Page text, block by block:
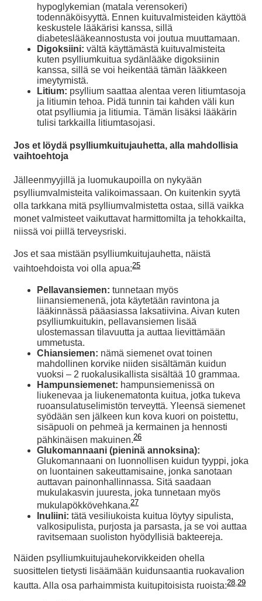
hypoglykemian (matala verensokeri)
todennäköisyyttä. Ennen kuituvalmisteiden käyttöä
keskustele lääkärisi kanssa, sillä
diabeteslääkeannostusta voi joutua muuttamaan.
Digoksiini: vältä käyttämästä kuituvalmisteita
kuten psylliumkuitua sydänlääke digoksiinin
kanssa, sillä se voi heikentää tämän lääkkeen
imeytymistä.
Litium: psyllium saattaa alentaa veren litiumtasoja
ja litiumin tehoa. Pidä tunnin tai kahden väli kun
otat psylliumia ja litiumia. Tämän lisäksi lääkärin
tulisi tarkkailla litiumtasojasi.
Jos et löydä psylliumkuitujauhetta, alla mahdollisia
vaihtoehtoja
Jälleenmyyjillä ja luomukaupoilla on nykyään
psylliumvalmisteita valikoimassaan. On kuitenkin syytä
olla tarkkana mitä psylliumvalmistetta ostaa, sillä vaikka
monet valmisteet vaikuttavat harmittomilta ja tehokkailta,
niissä voi piillä terveysriski.
Jos et saa mistään psylliumkuitujauhetta, näistä
vaihtoehdoista voi olla apua:25
Pellavansiemen: tunnetaan myös
liinansiemenenä, jota käytetään ravintona ja
lääkinnässä pääasiassa laksatiivina. Aivan kuten
psylliumkuitukin, pellavansiemen lisää
ulostemassan tilavuutta ja auttaa lievittämään
ummetusta.
Chiansiemen: nämä siemenet ovat toinen
mahdollinen korvike niiden sisältämän kuidun
vuoksi – 2 ruokalusikallista sisältää 10 grammaa.
Hampunsiemenet: hampunsiemenissä on
liukenevaa ja liukenematonta kuitua, jotka tukeva
ruoansulatuselimistön terveyttä. Yleensä siemenet
syödään sen jälkeen kun kova kuori on poistettu,
sisäpuoli on pehmeä ja kermainen ja hennosti
pähkinäisen makuinen.26
Glukomannaani (pieninä annoksina):
Glukomannaani on luonnollisen kuidun tyyppi, joka
on luontainen sakeuttamisaine, jonka sanotaan
auttavan painonhallinnassa. Sitä saadaan
mukulakasvin juuresta, joka tunnetaan myös
mukulapökkövehkana.27
Inuliini: tätä vesiliukoista kuitua löytyy sipulista,
valkosipulista, purjosta ja parsasta, ja se voi auttaa
ravitsemaan suoliston hyödyllisiä bakteereja.
Näiden psylliumkuitujauhekorvikkeiden ohella
suosittelen tietysti lisäämään kuidunsaantia ruokavalion
kautta. Alla osa parhaimmista kuitupitoisista ruoista:28,29